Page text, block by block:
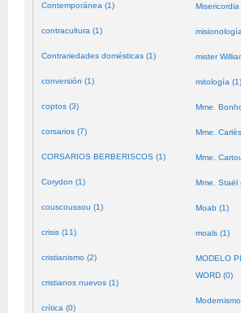
Contemporánea (1)
contracultura (1)
Contrariedades domésticas (1)
conversión (1)
coptos (3)
corsarios (7)
CORSARIOS BERBERISCOS (1)
Corydon (1)
couscoussou (1)
crisis (11)
cristianismo (2)
cristianos nuevos (1)
crítica (0)
Misericordia
mister
mitología (1)
Mme.
Mme.
Mme.
Mme. Staël
Moab (1)
moals (1)
MODELO
WORD (0)